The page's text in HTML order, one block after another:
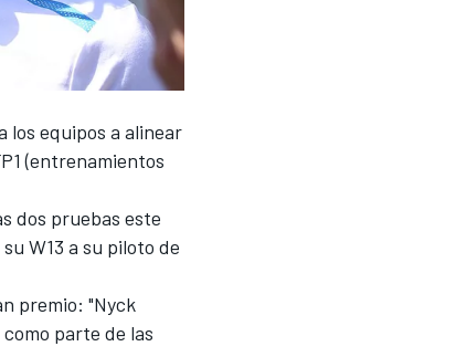
los equipos a alinear
(entrenamientos
dos pruebas este
W13 a su piloto de
premio: "Nyck
parte de las